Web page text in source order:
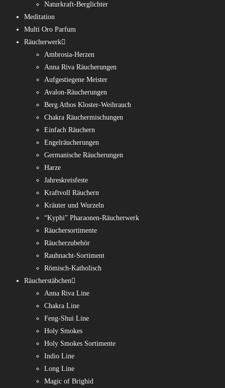
Naturkraft-Berglichter
Meditation
Multi Oro Parfum
Räucherwerk
Ambrosia-Herzen
Anna Riva Räucherungen
Aufgestiegene Meister
Avalon-Räucherungen
Berg Athos Kloster-Weihrauch
Chakra Räuchermischungen
Einfach Räuchern
Engelräucherungen
Germanische Räucherungen
Harze
Jahreskreisfeste
Kraftvoll Räuchern
Kräuter und Wurzeln
“Kyphi” Pharaonen-Räucherwerk
Räuchersortimente
Räucherzubehör
Rauhnacht-Sortiment
Römisch-Katholisch
Räucherstäbchen
Anna Riva Line
Chakra Line
Feng-Shui Line
Holy Smokes
Holy Smokes Sortimente
Indio Line
Long Line
Magic of Brighid